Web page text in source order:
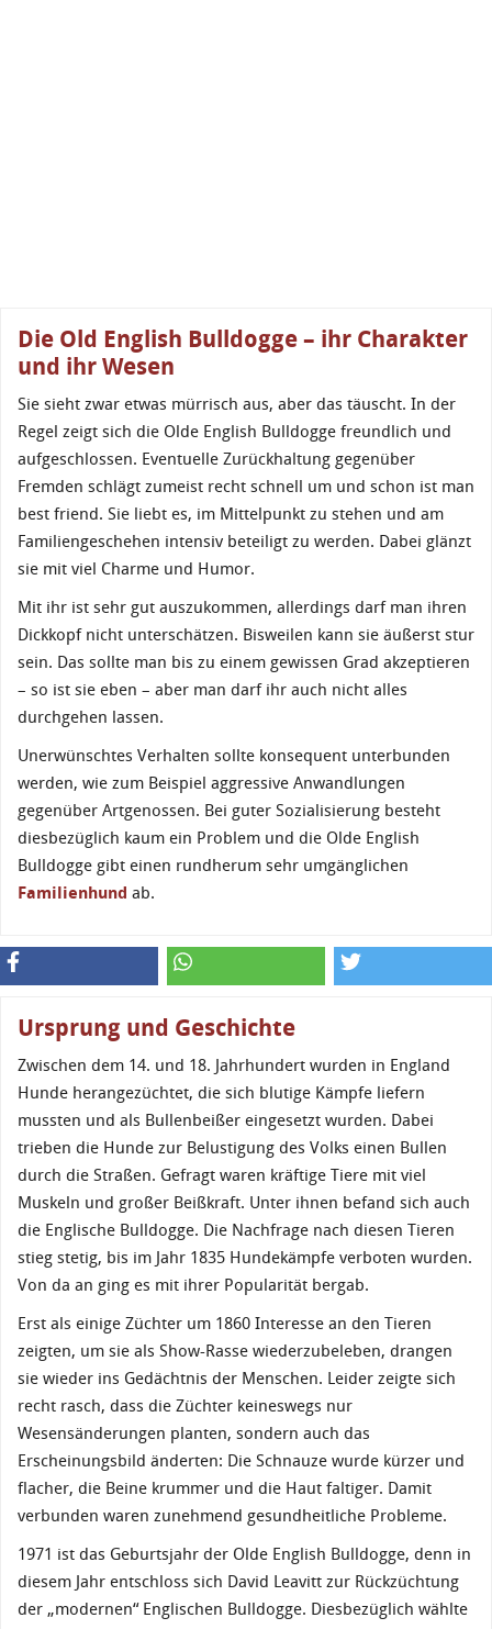
Die Old English Bulldogge – ihr Charakter
und ihr Wesen
Sie sieht zwar etwas mürrisch aus, aber das täuscht. In der
Regel zeigt sich die Olde English Bulldogge freundlich und
aufgeschlossen. Eventuelle Zurückhaltung gegenüber
Fremden schlägt zumeist recht schnell um und schon ist man
best friend. Sie liebt es, im Mittelpunkt zu stehen und am
Familiengeschehen intensiv beteiligt zu werden. Dabei glänzt
sie mit viel Charme und Humor.
Mit ihr ist sehr gut auszukommen, allerdings darf man ihren
Dickkopf nicht unterschätzen. Bisweilen kann sie äußerst stur
sein. Das sollte man bis zu einem gewissen Grad akzeptieren
– so ist sie eben – aber man darf ihr auch nicht alles
durchgehen lassen.
Unerwünschtes Verhalten sollte konsequent unterbunden
werden, wie zum Beispiel aggressive Anwandlungen
gegenüber Artgenossen. Bei guter Sozialisierung besteht
diesbezüglich kaum ein Problem und die Olde English
Bulldogge gibt einen rundherum sehr umgänglichen
Familienhund ab.
Ursprung und Geschichte
Zwischen dem 14. und 18. Jahrhundert wurden in England
Hunde herangezüchtet, die sich blutige Kämpfe liefern
mussten und als Bullenbeißer eingesetzt wurden. Dabei
trieben die Hunde zur Belustigung des Volks einen Bullen
durch die Straßen. Gefragt waren kräftige Tiere mit viel
Muskeln und großer Beißkraft. Unter ihnen befand sich auch
die Englische Bulldogge. Die Nachfrage nach diesen Tieren
stieg stetig, bis im Jahr 1835 Hundekämpfe verboten wurden.
Von da an ging es mit ihrer Popularität bergab.
Erst als einige Züchter um 1860 Interesse an den Tieren
zeigten, um sie als Show-Rasse wiederzubeleben, drangen
sie wieder ins Gedächtnis der Menschen. Leider zeigte sich
recht rasch, dass die Züchter keineswegs nur
Wesensänderungen planten, sondern auch das
Erscheinungsbild änderten: Die Schnauze wurde kürzer und
flacher, die Beine krummer und die Haut faltiger. Damit
verbunden waren zunehmend gesundheitliche Probleme.
1971 ist das Geburtsjahr der Olde English Bulldogge, denn in
diesem Jahr entschloss sich David Leavitt zur Rückzüchtung
der „modernen“ Englischen Bulldogge. Diesbezüglich wählte